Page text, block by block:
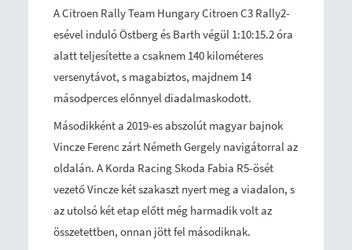
A Citroen Rally Team Hungary Citroen C3 Rally2-
esével induló Östberg és Barth végül 1:10:15.2 óra
alatt teljesítette a csaknem 140 kilométeres
versenytávot, s magabiztos, majdnem 14
másodperces előnnyel diadalmaskodott.
Másodikként a 2019-es abszolút magyar bajnok
Vincze Ferenc zárt Németh Gergely navigátorral az
oldalán. A Korda Racing Skoda Fabia R5-ösét
vezető Vincze két szakaszt nyert meg a viadalon, s
az utolsó két etap előtt még harmadik volt az
összetettben, onnan jött fel másodiknak.